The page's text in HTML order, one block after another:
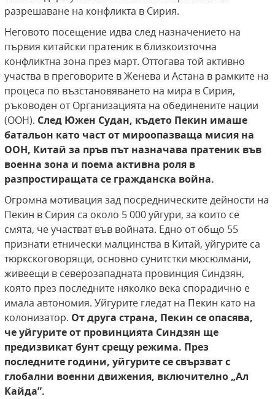
разрешаване на конфликта в Сирия.
Неговото посещение идва след назначението на
първия китайски пратеник в близкоизточна
конфликтна зона през март. Оттогава той активно
участва в преговорите в Женева и Астана в рамките на
процеса по възстановяването на мира в Сирия,
ръководен от Организацията на обединените нации
(ООН). След Южен Судан, където Пекин имаше
батальон като част от мироопазваща мисия на
ООН, Китай за пръв път назначава пратеник във
военна зона и поема активна роля в
разпростиращата се гражданска война.
Огромна мотивация зад посредническите дейности на
Пекин в Сирия са около 5 000 уйгури, за които се
смята, че участват във войната. Едно от общо 55
признати етнически малцинства в Китай, уйгурите са
тюркскоговорящи, основно сунитстки мюсюлмани,
живеещи в северозападната провинция Синдзян,
която през последните няколко века спорадично е
имала автономия. Уйгурите гледат на Пекин като на
колонизатор. От друга страна, Пекин се опасява,
че уйгурите от провинцията Синдзян ще
предизвикат бунт срещу режима. През
последните години, уйгурите се свързват с
глобални военни движения, включително „Ал
Кайда”.